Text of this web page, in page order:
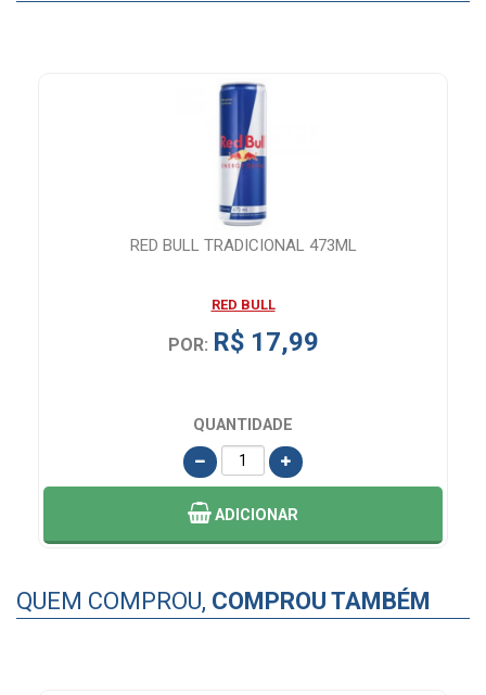
RED BULL TRADICIONAL 473ML
RED BULL
POR: R$ 17,99
QUANTIDADE
ADICIONAR
QUEM COMPROU, COMPROU TAMBÉM